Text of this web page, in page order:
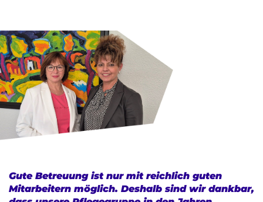
Gute Betreuung ist nur mit reichlich guten
Mitarbeitern möglich. Deshalb sind wir dankbar,